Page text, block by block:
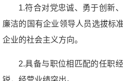
1.符合对党忠诚、勇于创新
廉洁的国有企业领导人员选拔标
企业的社会主义方向。
2.具备与职位相匹配的任职